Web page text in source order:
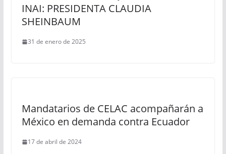
INAI: PRESIDENTA CLAUDIA
SHEINBAUM
31 de enero de 2025
Mandatarios de CELAC acompañarán a
México en demanda contra Ecuador
17 de abril de 2024